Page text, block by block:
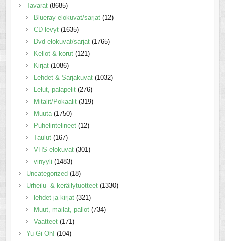
Tavarat (8685)
Blueray elokuvat/sarjat (12)
CD-levyt (1635)
Dvd elokuvat/sarjat (1765)
Kellot & korut (121)
Kirjat (1086)
Lehdet & Sarjakuvat (1032)
Lelut, palapelit (276)
Mitalit/Pokaalit (319)
Muuta (1750)
Puhelintelineet (12)
Taulut (167)
VHS-elokuvat (301)
vinyyli (1483)
Uncategorized (18)
Urheilu- & keräilytuotteet (1330)
lehdet ja kirjat (321)
Muut, mailat, pallot (734)
Vaatteet (171)
Yu-Gi-Oh! (104)